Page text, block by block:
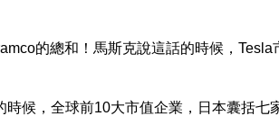
的總和！馬斯克說這話的時候，Tesla
候，全球前10大市值企業，日本囊括七